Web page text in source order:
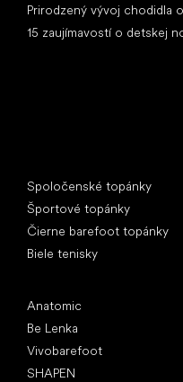
Prirodzený vývoj chodidla
15 zaujímavostí o detskej
Spoločenské topánky
Športové topánky
Čierne barefoot topánky
Biele tenisky
Anatomic
Be Lenka
Vivobarefoot
SHAPEN